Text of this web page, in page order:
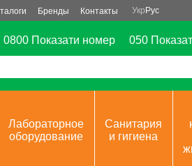
Бренды Контакты Укр Рус
0800 Показати номер 050
Лабораторное
оборудование
Санитария
и гигиена